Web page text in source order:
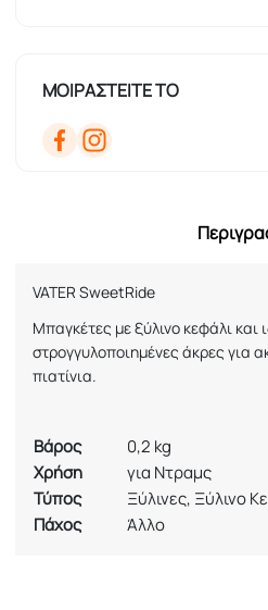
ΜΟΙΡΑΣΤΕΙΤΕ ΤΟ
VATER SweetRide
Μπαγκέτες με ξύλινο κεφάλι και
στρογγυλοποιημένες άκρες για
πιατίνια.
Βάρος
0,2 kg
Χρήση
για Ντραμς
Τύπος
Ξύλινες, Ξύλινο
Πάχος
Άλλο